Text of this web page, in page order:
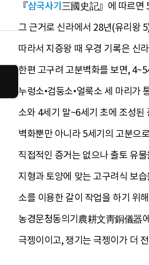
『삼국사기三國史記』에 따르면
그 근거로 신라에서 28년(유리왕
따라서 지증왕 때 우경 기록은 신
한편 고구려 고분벽화를 보면,
누렁소•검둥소•얼룩소 세 마리가
소와 4세기 말~6세기 초에 조성
벽화뿐만 아니라 5세기의 고분으
직접적인 증거는 없으나 출토 유
지형과 토양에 맞는 고구려식 보
소를 이용한 갈이 작업을 하기 위
농경문청동의기農耕文靑銅儀器
극젱이이고, 쟁기는 극젱이가 더